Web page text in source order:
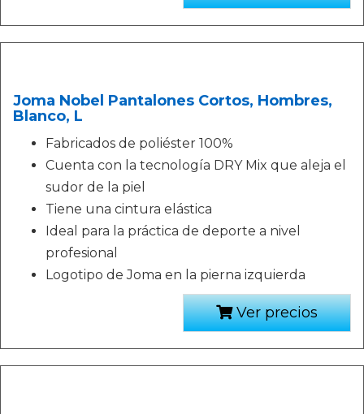
Joma Nobel Pantalones Cortos, Hombres,
Blanco, L
Fabricados de poliéster 100%
Cuenta con la tecnología DRY Mix que aleja el
sudor de la piel
Tiene una cintura elástica
Ideal para la práctica de deporte a nivel
profesional
Logotipo de Joma en la pierna izquierda
Ver precios